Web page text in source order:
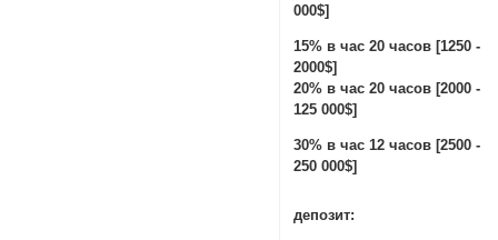
000$]
15% в час 20 часов [1250 -
2000$]
20% в час 20 часов [2000 -
125 000$]
30% в час 12 часов [2500 -
250 000$]
депозит: